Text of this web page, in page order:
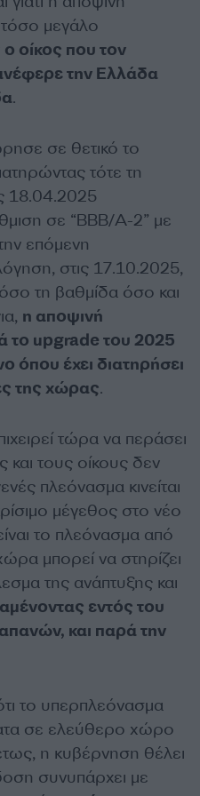
μεγάλο
ο οίκος που τον
την Ελλάδα
.
σε θετικό το
τότε τη
18.04.2025
σε “BBB/A-2” με
επόμενη
στις 17.10.2025,
τη βαθμίδα όσο και
η αποψινή
το upgrade του 2025
όπου έχει διατηρήσει
της χώρας.
τώρα να περάσει
τους οίκους δεν
πλεόνασμα κινείται
μέγεθος στο νέο
το πλεόνασμα από
μπορεί να στηρίζει
της ανάπτυξης και
εντός του
και παρά την
το υπερπλεόνασμα
σε ελεύθερο χώρο
η κυβέρνηση θέλει
συνυπάρχει με